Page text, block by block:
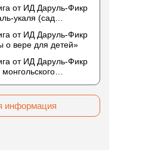
от ИД Даруль-Фикр
укаля (cад
от ИД Даруль-Фикр
о вере для детей»
от ИД Даруль-Фикр
информация